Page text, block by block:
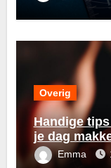
Overig
Handige
je dag
Emma